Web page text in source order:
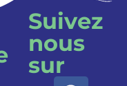
Suivez
nous
sur